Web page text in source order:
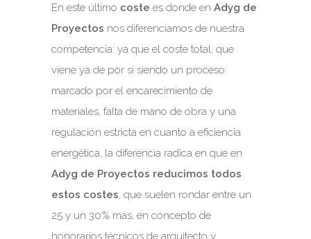
En este último coste es donde en Adyg de
Proyectos nos diferenciamos de nuestra
competencia: ya que el coste total, que
viene ya de por si siendo un proceso
marcado por el encarecimiento de
materiales, falta de mano de obra y una
regulación estricta en cuanto a eficiencia
energética, la diferencia radica en que en
Adyg de Proyectos reducimos todos
estos costes, que suelen rondar entre un
25 y un 30% más, en concepto de
honorarios técnicos de arquitecto y